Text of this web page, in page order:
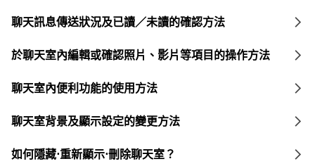
聊天訊息傳送狀況及已讀／未讀的確認方法
於聊天室內編輯或確認照片、影片等項目的操作方法
聊天室內便利功能的使用方法
聊天室背景及顯示設定的變更方法
如何隱藏⋅重新顯示⋅刪除聊天室？